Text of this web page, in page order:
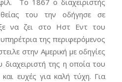
του την οδήγησε σε
να ζει στο Ηστ Εντ του
της περιφερόμενος
στην Αμερική με οδηγίες
της η οποία του
ευχές για καλή τύχη. Για